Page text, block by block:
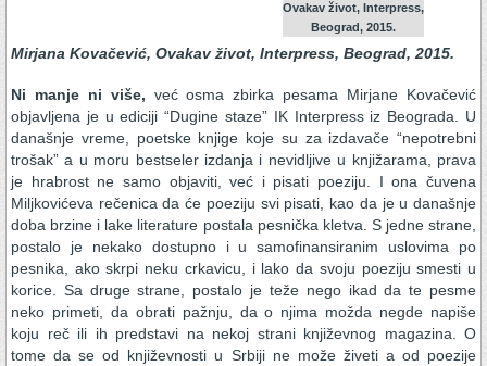
Ovakav život, Interpress,
Beograd, 2015.
Mirjana Kovačević, Ovakav život, Interpress, Beograd, 2015.
Ni manje ni više, već osma zbirka pesama Mirjane Kovačević
objavljena je u ediciji “Dugine staze” IK Interpress iz Beograda. U
današnje vreme, poetske knjige koje su za izdavače “nepotrebni
trošak” a u moru bestseler izdanja i nevidljive u knjižarama, prava
je hrabrost ne samo objaviti, već i pisati poeziju. I ona čuvena
Miljkovićeva rečenica da će poeziju svi pisati, kao da je u današnje
doba brzine i lake literature postala pesnička kletva. S jedne strane,
postalo je nekako dostupno i u samofinansiranim uslovima po
pesnika, ako skrpi neku crkavicu, i lako da svoju poeziju smesti u
korice. Sa druge strane, postalo je teže nego ikad da te pesme
neko primeti, da obrati pažnju, da o njima možda negde napiše
koju reč ili ih predstavi na nekoj strani književnog magazina. O
tome da se od književnosti u Srbiji ne može živeti a od poezije